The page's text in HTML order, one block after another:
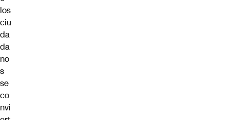
los
ciu
da
da
no
s
se
co
nvi